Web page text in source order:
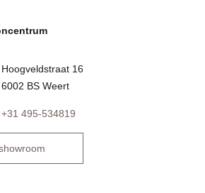
Hoogveldstraat 16
6002 BS Weert
+31 495-534819